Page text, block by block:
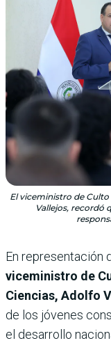
El viceministro de
Vallejos, recordó
En representación
viceministro de
Ciencias, Adolfo
de los jóvenes
el desarrollo